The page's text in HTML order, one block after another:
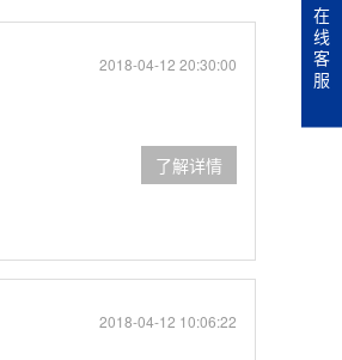
2018-04-12 20:30:00
了解详情
2018-04-12 10:06:22
在
线
客
服